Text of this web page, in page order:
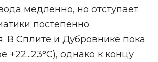
медленно, но отступает.
постепенно
В Сплите и Дубровнике пока
+22...23°С), однако к концу